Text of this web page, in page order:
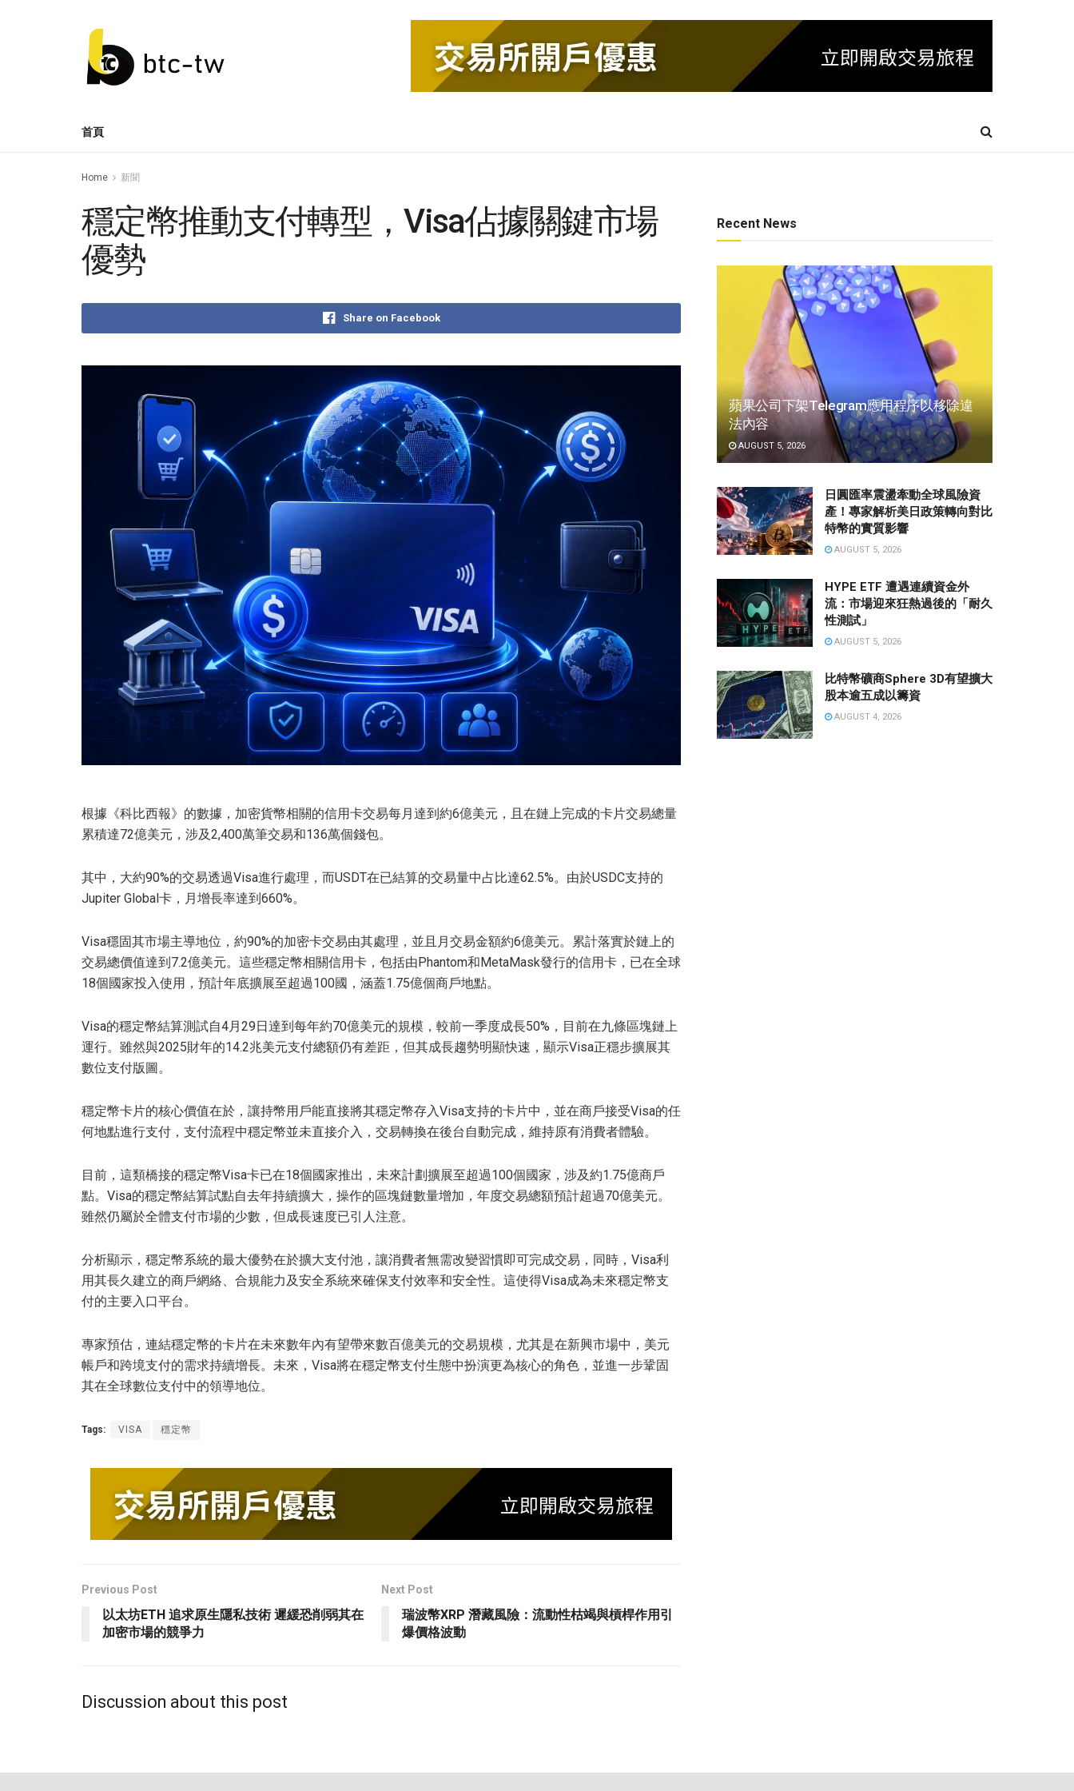
首頁
Home 新聞
穩定幣推動支付轉型，Visa佔據關鍵市場
優勢
Share on Facebook
根據《科比西報》的數據，加密貨幣相關的信用卡交易每月達到約6億美元，且在鏈上完成的卡片交易總量
累積達72億美元，涉及2,400萬筆交易和136萬個錢包。
其中，大約90%的交易透過Visa進行處理，而USDT在已結算的交易量中占比達62.5%。由於USDC支持的
Jupiter Global卡，月增長率達到660%。
Visa穩固其市場主導地位，約90%的加密卡交易由其處理，並且月交易金額約6億美元。累計落實於鏈上的
交易總價值達到7.2億美元。這些穩定幣相關信用卡，包括由Phantom和MetaMask發行的信用卡，已在全球
18個國家投入使用，預計年底擴展至超過100國，涵蓋1.75億個商戶地點。
Visa的穩定幣結算測試自4月29日達到每年約70億美元的規模，較前一季度成長50%，目前在九條區塊鏈上
運行。雖然與2025財年的14.2兆美元支付總額仍有差距，但其成長趨勢明顯快速，顯示Visa正穩步擴展其
數位支付版圖。
穩定幣卡片的核心價值在於，讓持幣用戶能直接將其穩定幣存入Visa支持的卡片中，並在商戶接受Visa的任
何地點進行支付，支付流程中穩定幣並未直接介入，交易轉換在後台自動完成，維持原有消費者體驗。
目前，這類橋接的穩定幣Visa卡已在18個國家推出，未來計劃擴展至超過100個國家，涉及約1.75億商戶
點。Visa的穩定幣結算試點自去年持續擴大，操作的區塊鏈數量增加，年度交易總額預計超過70億美元。
雖然仍屬於全體支付市場的少數，但成長速度已引人注意。
分析顯示，穩定幣系統的最大優勢在於擴大支付池，讓消費者無需改變習慣即可完成交易，同時，Visa利
用其長久建立的商戶網絡、合規能力及安全系統來確保支付效率和安全性。這使得Visa成為未來穩定幣支
付的主要入口平台。
專家預估，連結穩定幣的卡片在未來數年內有望帶來數百億美元的交易規模，尤其是在新興市場中，美元
帳戶和跨境支付的需求持續增長。未來，Visa將在穩定幣支付生態中扮演更為核心的角色，並進一步鞏固
其在全球數位支付中的領導地位。
Tags: VISA 穩定幣
Previous Post
以太坊ETH 追求原生隱私技術 遲緩恐削弱其在
加密市場的競爭力
Next Post
瑞波幣XRP 潛藏風險：流動性枯竭與槓桿作用引
爆價格波動
Discussion about this post
Recent News
蘋果公司下架Telegram應用程序以移除違
法內容
AUGUST 5, 2026
日圓匯率震盪牽動全球風險資
產！專家解析美日政策轉向對比
特幣的實質影響
AUGUST 5, 2026
HYPE ETF 遭遇連續資金外
流：市場迎來狂熱過後的「耐久
性測試」
AUGUST 5, 2026
比特幣礦商Sphere 3D有望擴大
股本逾五成以籌資
AUGUST 4, 2026